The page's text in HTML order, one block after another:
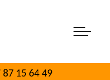
87 15 64 49